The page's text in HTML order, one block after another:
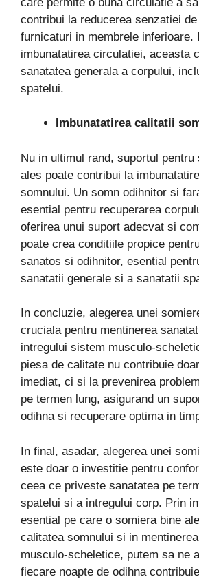
contribui la reducerea senzatiei
furnicaturi in membrele inferioare.
imbunatatirea circulatiei, aceasta
sanatatea generala a corpului,
spatelui.
Imbunatatirea calitatii
Nu in ultimul rand, suportul pentru
ales poate contribui la
somnului. Un somn odihnitor si
esential pentru recuperarea
oferirea unui suport adecvat si
poate crea conditiile propice
sanatos si odihnitor, esential
sanatatii generale si a sanatatii
In concluzie, alegerea unei
cruciala pentru mentinerea
intregului sistem musculo-
piesa de calitate nu contribuie
imediat, ci si la prevenirea
pe termen lung, asigurand un
odihna si recuperare optima in
In final, asadar, alegerea unei
este doar o investitie pentru
ceea ce priveste sanatatea pe
spatelui si a intregului corp. Prin
esential pe care o somiera bine
calitatea somnului si in
musculo-scheletice, putem sa ne
fiecare noapte de odihna